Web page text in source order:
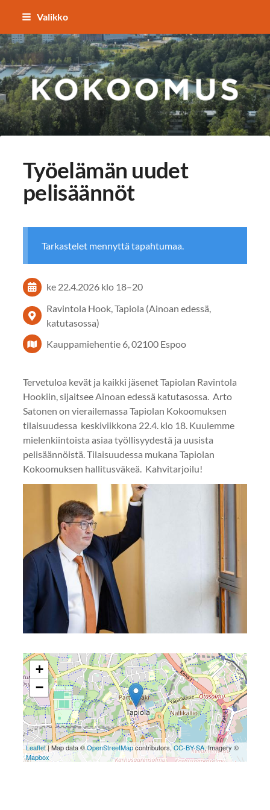
Siirry
sisältöön
Valikko
TAPIOLAN
Työelämän uudet
pelisäännöt
Tarkastelet mennyttä tapahtumaa.
ke 22.4.2026 klo 18–20
Ravintola Hook, Tapiola (Ainoan edessä,
katutasossa)
Kauppamiehentie 6, 02100 Espoo
Tervetuloa kevät ja kaikki jäsenet Tapiolan Ravintola
Hookiin, sijaitsee Ainoan edessä katutasossa. Arto
Satonen on vierailemassa Tapiolan Kokoomuksen
tilaisuudessa keskiviikkona 22.4. klo 18. Kuulemme
mielenkiintoista asiaa työllisyydestä ja uusista
pelisäännöistä. Tilaisuudessa mukana Tapiolan
Kokoomuksen hallitusväkeä. Kahvitarjoilu!
+
−
Leaflet| Map data ©OpenStreetMapcontributors,CC-BY-SA, Imagery ©
Mapbox